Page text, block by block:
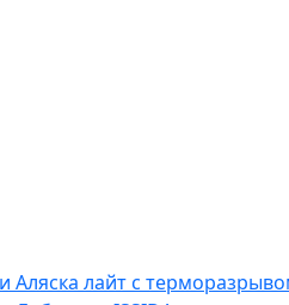
Аляска лайт с